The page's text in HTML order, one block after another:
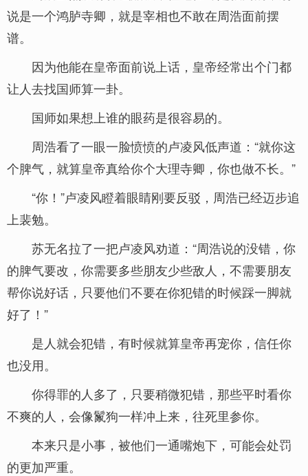
说是一个鸿胪寺卿，就是宰相也不敢在周浩面前摆
谱。
因为他能在皇帝面前说上话，皇帝经常出个门都
让人去找国师算一卦。
国师如果想上谁的眼药是很容易的。
周浩看了一眼一脸愤愤的卢凌风低声道：“就你这
个脾气，就算皇帝真给你个大理寺卿，你也做不长。”
“你！”卢凌风瞪着眼睛刚要反驳，周浩已经迈步追
上裴勉。
苏无名拉了一把卢凌风劝道：“周浩说的没错，你
的脾气要改，你需要多些朋友少些敌人，不需要朋友
帮你说好话，只要他们不要在你犯错的时候踩一脚就
好了！”
是人就会犯错，有时候就算皇帝再宠你，信任你
也没用。
你得罪的人多了，只要稍微犯错，那些平时看你
不爽的人，会像鬣狗一样冲上来，往死里参你。
本来只是小事，被他们一通嘴炮下，可能会处罚
的更加严重。